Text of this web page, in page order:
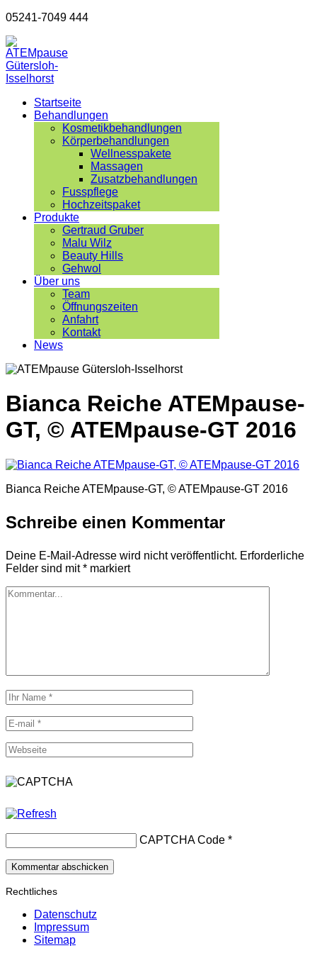
05241-7049 444
Startseite
Behandlungen
Kosmetikbehandlungen
Körperbehandlungen
Wellnesspakete
Massagen
Zusatzbehandlungen
Fusspflege
Hochzeitspaket
Produkte
Gertraud Gruber
Malu Wilz
Beauty Hills
Gehwol
Über uns
Team
Öffnungszeiten
Anfahrt
Kontakt
News
Bianca Reiche ATEMpause-
GT, © ATEMpause-GT 2016
Bianca Reiche ATEMpause-GT, © ATEMpause-GT 2016
Schreibe einen Kommentar
Deine E-Mail-Adresse wird nicht veröffentlicht. Erforderliche
Felder sind mit* markiert
CAPTCHA Code *
Rechtliches
Datenschutz
Impressum
Sitemap